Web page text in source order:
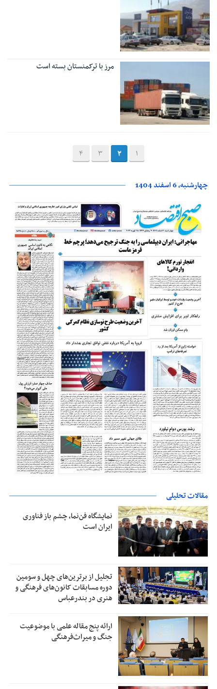
مرز با ترکمنستان بسته است
1
2
3
4
چهارشنبه، 6 اسفند 1404
مقالات تحلیلی
نمایشگاه فن‌نما، چشم باز فناوری
ایران است
تجلیل از بر‌ترین‌های چهل و سومین
دوره مسابقات کانون‌های فرهنگی و
هنری در بندرعباس
ارائه پنج مقاله علمی با موضوعیت
جنگ و میراث‌فرهنگی